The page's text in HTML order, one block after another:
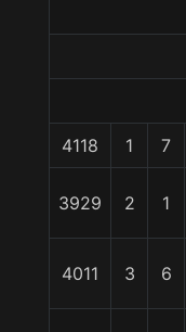
4118 1 7
3929 2 1
4011 3 6